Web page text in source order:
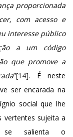
proporcionada
com acesso e
interesse público
a um código
que promove a
”[14]. É neste
ser encarada na
social que lhe
vertentes sujeita a
se salienta o